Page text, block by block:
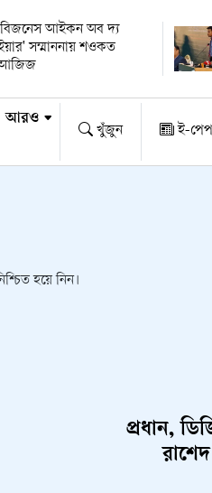
আইকন অব দ্য
সম্মাননায় শওকত
আরও
খুঁজুন ই-
হয়ে নিন।
প্রধান,